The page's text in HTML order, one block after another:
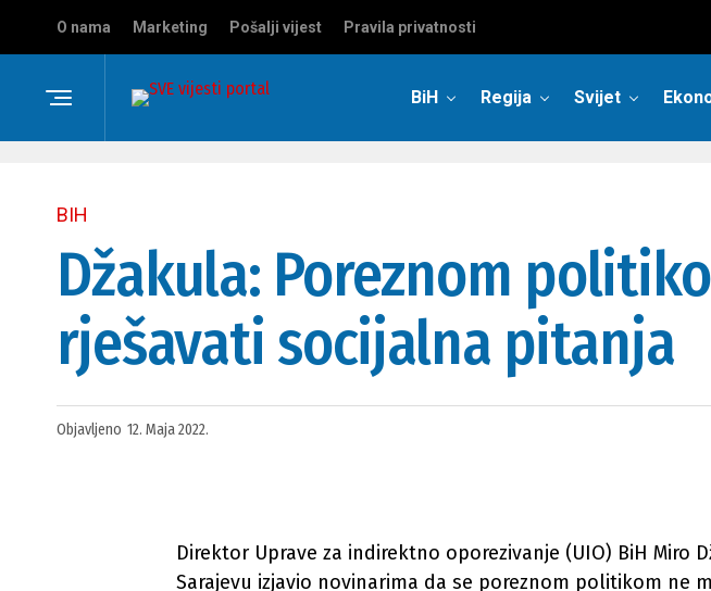
O nama Marketing Pošalji vijest Pravila privatnosti
BiH Regija Svijet
BIH
Džakula: Poreznom
rješavati socijalna pitanja
Objavljeno 12. Maja 2022.
Direktor Uprave za indirektno oporezivanje (UIO) BiH Miro
Sarajevu izjavio novinarima da se poreznom politikom ne